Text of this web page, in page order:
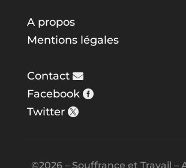
A propos
Mentions légales
Contact
Facebook
Twitter
©2026 – Souffrance et Travail –